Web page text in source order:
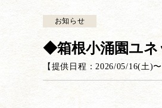
お知らせ
◆箱根小涌園ユネ
【提供日程：2026/05/16(土)〜